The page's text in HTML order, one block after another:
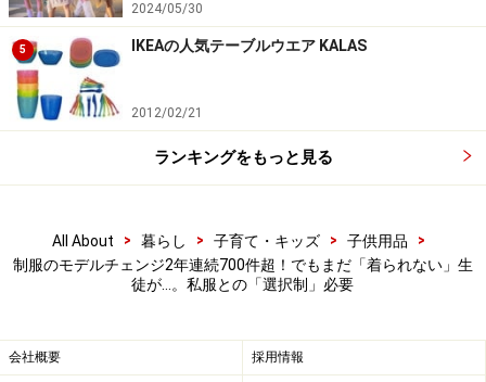
冬でも「コートを着てはいけない」という校則がある学校も
あります。
では、そこまでして守らなければいけない「ルール」と
は、いったい何なのでしょうか。今、高校では、さまざ
まな取り組みがなされています。
間、試験的に廃止しました。その後、多くの生徒が校則
廃止を支持しましたが、中には校則がなくなることによ
り学校のイメージが下がるという指摘もありました
2024/05/30
5 IKEAの人気テーブルウエア KALAS
2012/02/21
ランキングをもっと見る
All About > 暮らし > 子育て・キッズ > 子供用品
>
制服のモデルチェンジ2年連続700件超！でもまだ「着られない」生
徒が…。私服との「選択制」必要
会社概要 採用情報